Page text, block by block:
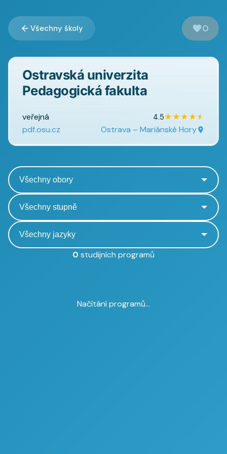
Všechny školy 0
Ostravská univerzita
Pedagogická fakulta
veřejná 4.5★★★★★
pdf.osu.cz Ostrava – Mariánské Hory
0 studijních programů
Načítání programů...